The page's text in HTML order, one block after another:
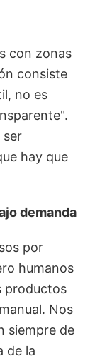
con zonas
consiste
no es
ser
hay que
demanda
por
humanos
productos
Nos
siempre de
de la